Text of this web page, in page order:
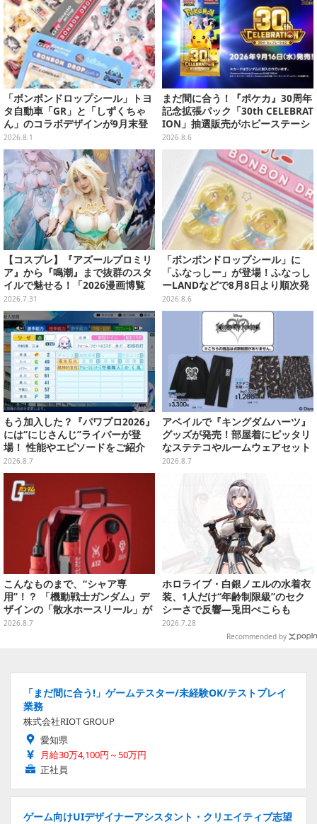
「ボンボンドロップシール」トヨ
タ自動車「GR」と「しずくちゃ
ん」のコラボデザインが9月末登
場！くま吉らも描かれた全4柄
2026.8.1
まだ間に合う！『ポケカ』30周年
記念拡張パック「30th CELEBRAT
ION」抽選販売がホビーステーシ
ョンで実施中、8月6日まで
2026.8.6
【コスプレ】『アズールプロミリ
ア』から『鳴潮』まで抜群のスタ
イルで魅せる！「2026漫画博覧
会」百花繚乱の台湾美女12選【写
真37枚】
2026.7.31
「ボンボンドロップシール」に
「ふなっしー」が登場！ふなっし
ーLANDなどで8月8日より順次発
売
2026.8.6
もう加入した？『パワプロ2026』
には“にじさんじ”ライバーが登
場！ 性能やエピソードをご紹介
2026.8.7
アベイルで『キングダムハーツ』
グッズが発売！部屋着にピッタリ
なステテコやルームウェアセット
2026.8.7
こんなものまで、“シャア専
用”！？ 「機動戦士ガンダム」デ
ザインの「散水ホースリール」が
予約開始ーあえて存在感を放つ赤
2026.8.7
ホロライブ・白銀ノエルの水着衣
装、1人だけ“年齢制限級”のセク
シーさで反響―兎田ぺこらも
「こ、こんなことが許されていい
のか？」と興奮隠せず
2026.7.28
Recommended by
「まだ間に合う!」ゲームテスター/未経験OK/テストプレイ
業務
株式会社RIOT GROUP
愛知県
月給30万4,100円～50万円
正社員
ゲーム向けUIデザイナーアシスタント・クリエイティブ志望